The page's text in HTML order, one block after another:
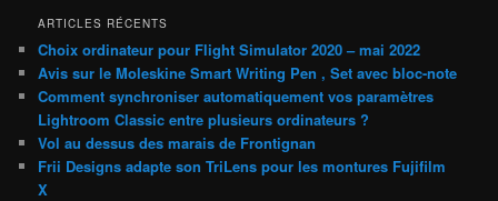
ARTICLES RÉCENTS
Choix ordinateur pour Flight Simulator 2020 – mai 2022
Avis sur le Moleskine Smart Writing Pen , Set avec bloc-note
Comment synchroniser automatiquement vos paramètres
Lightroom Classic entre plusieurs ordinateurs ?
Vol au dessus des marais de Frontignan
Frii Designs adapte son TriLens pour les montures Fujifilm
X